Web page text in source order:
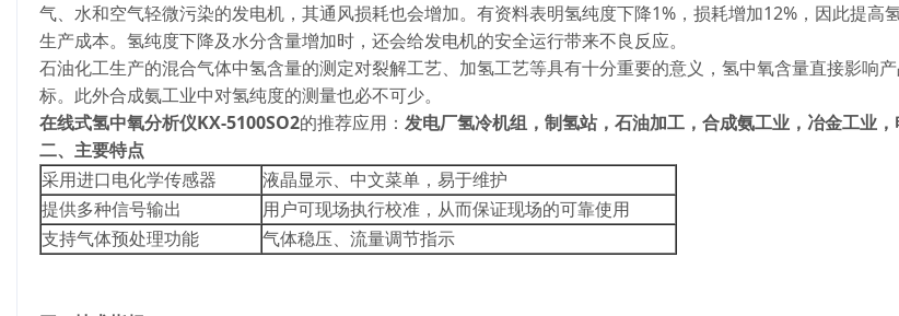
气、水和空气轻微污染的发电机，其通风损耗也会增加。有资料表明氢纯度下降1%，损耗增加12%，因此提高
生产成本。氢纯度下降及水分含量增加时，还会给发电机的安全运行带来不良反应。
石油化工生产的混合气体中氢含量的测定对裂解工艺、加氢工艺等具有十分重要的意义，氢中氧含量直接影响
标。此外合成氨工业中对氢纯度的测量也必不可少。
在线式氢中氧分析仪KX-5100SO2的推荐应用： 发电厂氢冷机组，制氢站，石油加工，合成氨工业，冶金工业，
二、主要特点
采用进口电化学传感器
液晶显示、中文菜单，易于维护
提供多种信号输出
用户可现场执行校准，从而保证现场的可靠使用
支持气体预处理功能
气体稳压、流量调节指示